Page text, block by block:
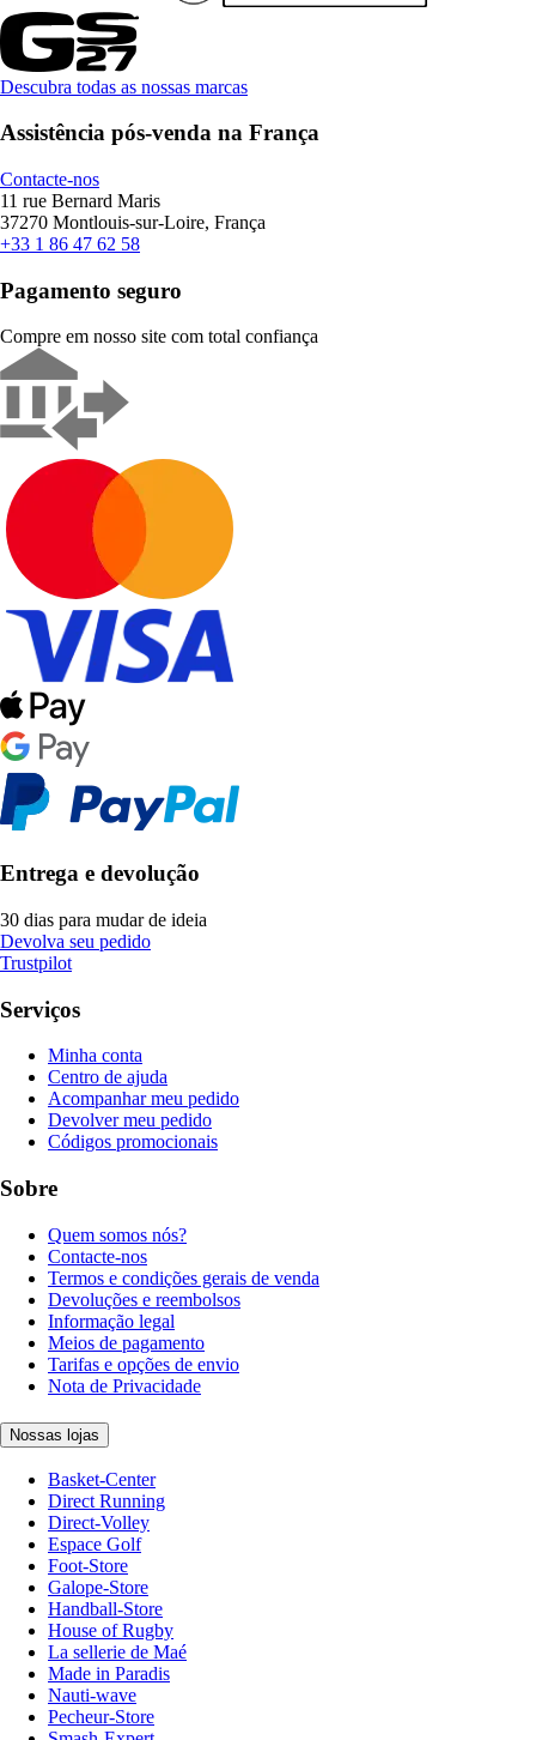
Descubra todas as nossas marcas
Assistência pós-venda na França
Contacte-nos
11 rue Bernard Maris
37270 Montlouis-sur-Loire, França
+33 1 86 47 62 58
Pagamento seguro
Compre em nosso site com total confiança
Entrega e devolução
30 dias para mudar de ideia
Devolva seu pedido
Trustpilot
Serviços
Minha conta
Centro de ajuda
Acompanhar meu pedido
Devolver meu pedido
Códigos promocionais
Sobre
Quem somos nós?
Contacte-nos
Termos e condições gerais de venda
Devoluções e reembolsos
Informação legal
Meios de pagamento
Tarifas e opções de envio
Nota de Privacidade
Nossas lojas
Basket-Center
Direct Running
Direct-Volley
Espace Golf
Foot-Store
Galope-Store
Handball-Store
House of Rugby
La sellerie de Maé
Made in Paradis
Nauti-wave
Pecheur-Store